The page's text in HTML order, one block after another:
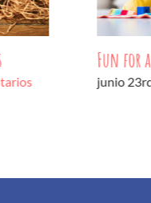
Fun for
junio